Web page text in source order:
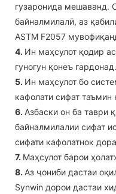
гузаронида мешаванд.
байналмилалӣ, аз
ASTM F2057
4. Ин маҳсулот қодир
гуногун қонеъ
5. Ин маҳсулот бо
кафолати сифат
6. Азбаски он ба таври
байналмилалии сифат
сифати кафолатнок
7. Маҳсулот барои
8. Аз ҷониби дастаи
Synwin дорои дастаи